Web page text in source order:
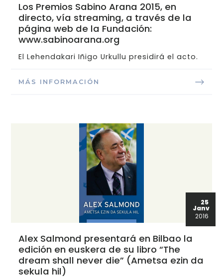
Los Premios Sabino Arana 2015, en
directo, vía streaming, a través de la
página web de la Fundación:
www.sabinoarana.org
El Lehendakari Iñigo Urkullu presidirá el acto.
MÁS INFORMACIÓN
25
Janv
2016
Alex Salmond presentará en Bilbao la
edición en euskera de su libro “The
dream shall never die” (Ametsa ezin da
sekula hil)